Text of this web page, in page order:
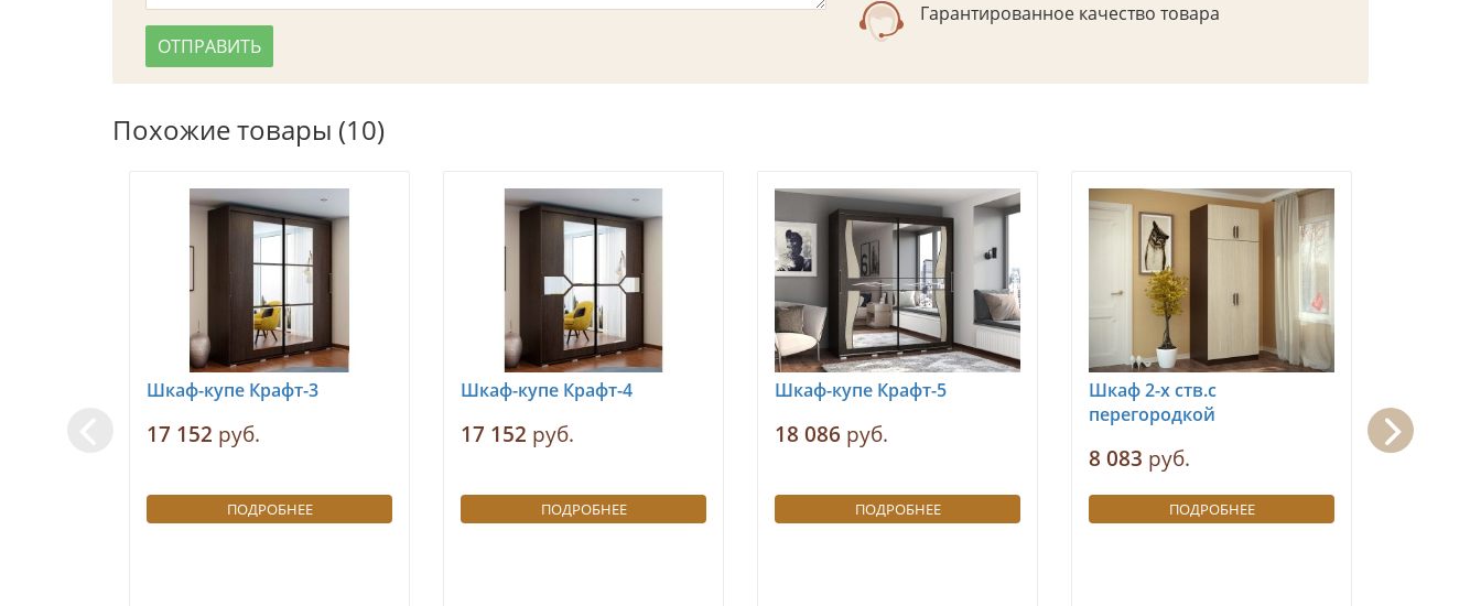
Гарантированное качество товара
Похожие товары (10)
Шкаф-купе Крафт-3
17 152 руб.
ПОДРОБНЕЕ
Шкаф-купе Крафт-4
17 152 руб.
ПОДРОБНЕЕ
Шкаф-купе Крафт-5
18 086 руб.
ПОДРОБНЕЕ
Шкаф 2-х ств.с
перегородкой
8 083 руб.
ПОДРОБНЕЕ
11 386